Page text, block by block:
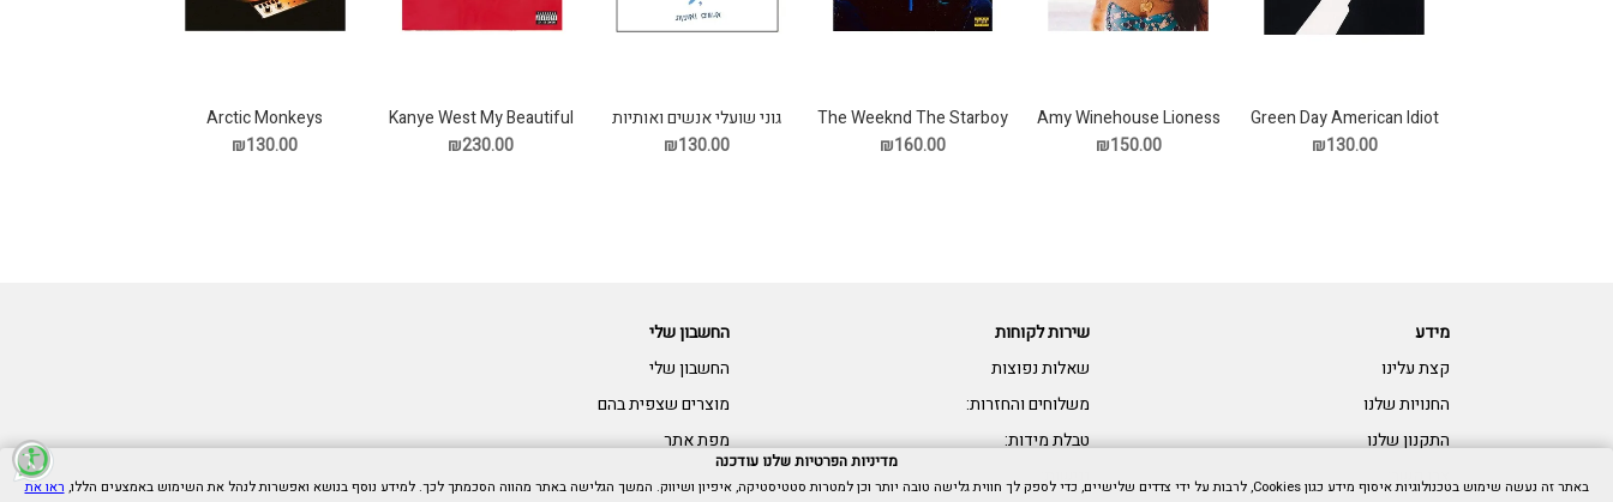
Green Day American Idiot
תקליט
₪130.00
Amy Winehouse Lioness
Hidde Treasures תקליט
₪150.00
The Weeknd The Starboy
תקליט
₪160.00
גוני שועלי אנשים ואותיות
תקליט
₪130.00
Kanye West My Beautiful
Dark Twisted Fantasy
תקליט
₪230.00
Arctic Monkeys
Tranquility Base Hotel
Casino תקליט
₪130.00
מידע
קצת עלינו
החנויות שלנו
התקנון שלנו
צרו קשר:
שירות לקוחות
שאלות נפוצות
משלוחים והחזרות:
טבלת מידות:
נגישות:
החשבון שלי
החשבון שלי
מוצרים שצפית בהם
מפת אתר
מדיניות הפרטיות שלנו עודכנה
באתר זה נעשה שימוש בטכנולוגיות איסוף מידע כגון Cookies, לרבות על ידי צדדים שלישיים, כדי לספק לך חווית גלישה טובה יותר וכן למטרות סטטיסטיקה, איפיון ושיווק. המשך הגלישה באתר מהווה הסכמתך לכך. למידע נוסף בנושא ואפשרות לנהל את השימוש באמצעים הללו,
ראו את